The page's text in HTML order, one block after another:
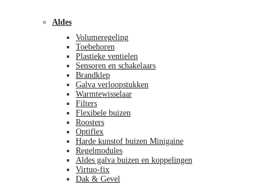
Aldes
Volumeregeling
Toebehoren
Plastieke ventielen
Sensoren en schakelaars
Brandklep
Galva verloopstukken
Warmtewisselaar
Filters
Flexibele buizen
Roosters
Optiflex
Harde kunstof buizen Minigaine
Regelmodules
Aldes galva buizen en koppelingen
Virtuo-fix
Dak & Gevel